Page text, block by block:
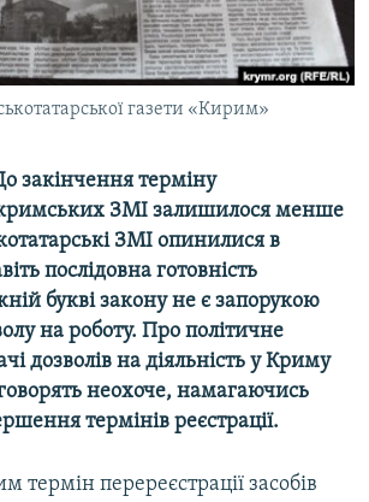
газети «Кирим»
закінчення терміну
кримських ЗМІ залишилося менше
ЗМІ опинилися в
послідовна готовність
букві закону не є запорукою
на роботу. Про політичне
дозволів на діяльність у Криму
неохоче, намагаючись
термінів реєстрації.
термін перереєстрації засобів